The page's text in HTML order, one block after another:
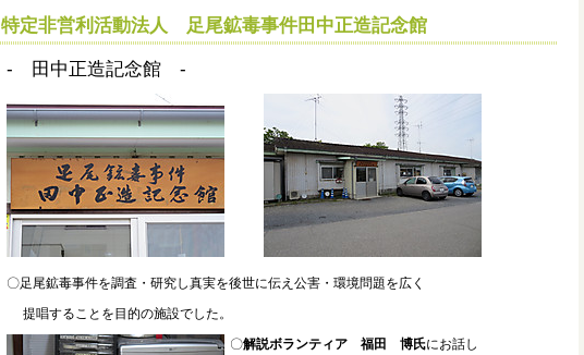
特定非営利活動法人 足尾鉱毒事件田中正造記念館
- 田中正造記念館 -
〇足尾鉱毒事件を調査・研究し真実を後世に伝え公害・環境問題を広く
提唱することを目的の施設でした。
〇解説ボランティア 福田 博氏にお話し